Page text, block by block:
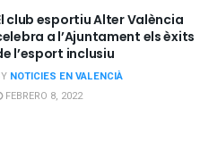
club esportiu Alter València
a l’Ajuntament els èxits
l’esport inclusiu
NOTICIES EN VALENCIÀ
FEBRERO 8, 2022